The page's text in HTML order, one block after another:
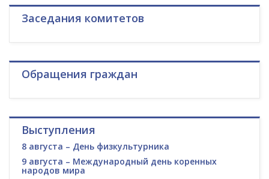
Заседания комитетов
Обращения граждан
Выступления
8 августа – День физкультурника
9 августа – Международный день коренных
народов мира